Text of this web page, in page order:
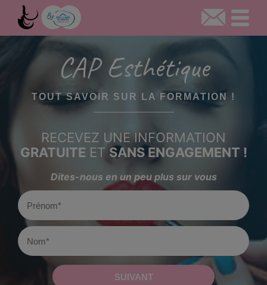
CAP Esthétique
TOUT SAVOIR SUR LA FORMATION !
RECEVEZ UNE INFORMATION
GRATUITE ET SANS ENGAGEMENT !
Dites-nous en un peu plus sur vous